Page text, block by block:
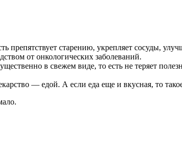
препятствует старению, укрепляет сосуды,
от онкологических заболеваний.
в свежем виде, то есть не теряет
— едой. А если еда еще и вкусная, то